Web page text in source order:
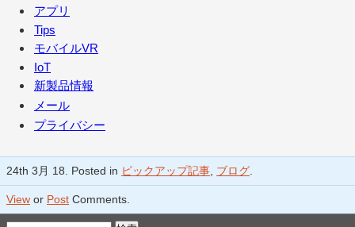
アプリ
Tips
モバイルVR
IoT
新製品情報
メール
プライバシー
24th 3月 18. Posted in ピックアップ記事 ブログ
View or Post Comments.